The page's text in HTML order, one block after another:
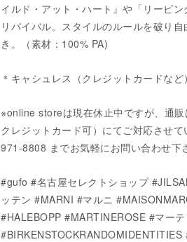
イルド・アット・ハート』や「リービ
リバイバル。スタイルのルールを破り
き。（素材：100% PA)
＊キャシュレス（クレジットカードなど
※online storeは現在休止中ですが、通
クレジットカード可）にてご対応させ
971-8808 までお気軽にお問い合わせ下
#gufo #名古屋セレクトショップ
ッテン #MARNI #マルニ
#HALEBOPP #MARTINEROSE #マー